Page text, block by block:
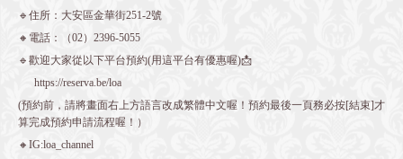
🔹住所：大安區金華街251-2號
🔸電話：（02）2396-5055
🔹歡迎大家從以下平台預約(用這平台有優惠喔)📩
https://reserva.be/loa
(預約前，請將畫面右上方語言改成繁體中文喔！預約最後一頁務必按[結束]才
算完成預約申請流程喔！）
🔸IG:loa_channel